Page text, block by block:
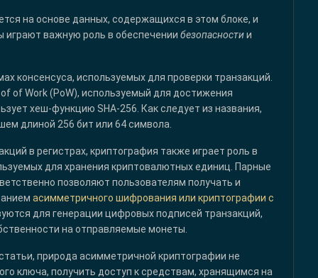
на основе данных, содержащихся в этом блоке, и
важную роль в обеспечении безопасностии
консенсуса, используемых для проверки транзакций.
of Work (PoW), используемый для достижения
хеш-функцию SHA-256. Как следует из названия,
длиной 256 бит или 64 символа.
в регистрах, криптография также играет роль в
для хранения криптовалютных единиц. Парные
позволяют пользователям получать и
асимметричного шифрования или криптографии с
для генерации цифровых подписей транзакций,
на отправляемые монеты.
природа асимметричной криптографии не
ключа, получить доступ к средствам, хранящимся на